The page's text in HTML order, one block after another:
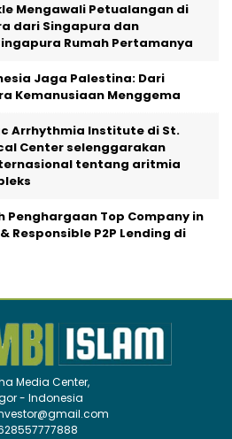
Mengawali Petualangan di
dari Singapura dan
Rumah Pertamanya
Jaga Palestina: Dari
Kemanusiaan Menggema
Arrhythmia Institute di St.
Center selenggarakan
tentang aritmia
Penghargaan Top Company in
Responsible P2P Lending di
Media Center,
- Indonesia